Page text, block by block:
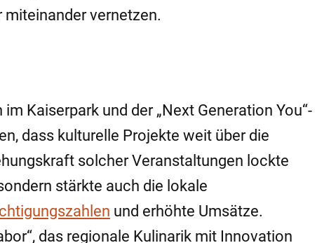
vernetzen.
Kaiserpark und der „Next Generation You“-
dass kulturelle Projekte weit über die
solcher Veranstaltungen lockte
stärkte auch die lokale
und erhöhte Umsätze.
das regionale Kulinarik mit Innovation